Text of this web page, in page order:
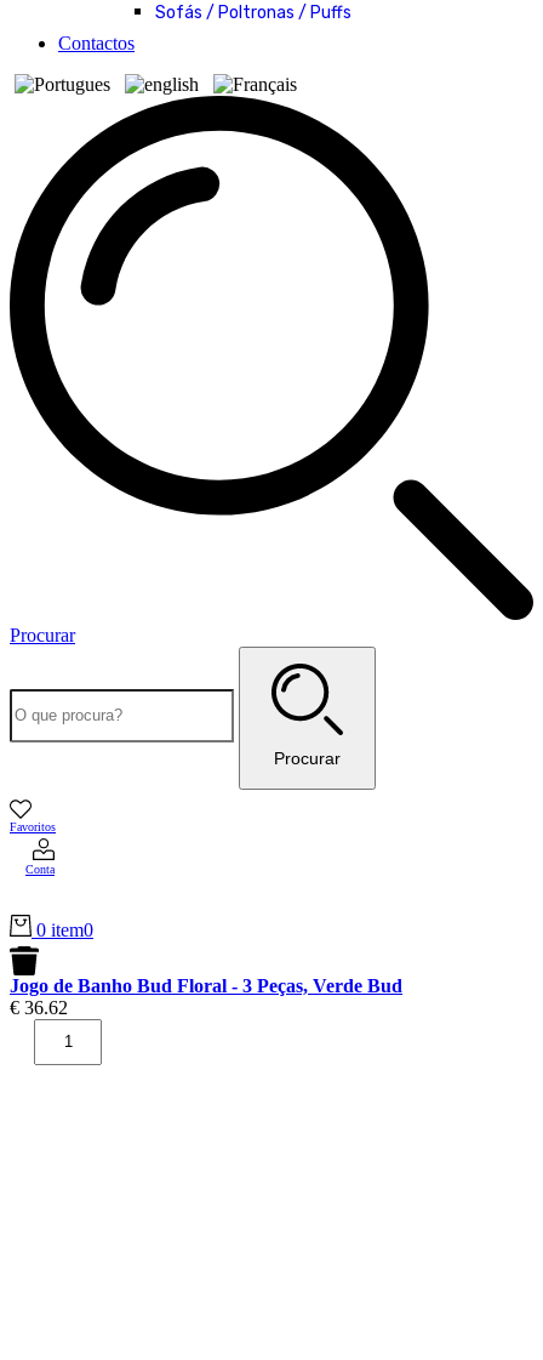
Sofás / Poltronas / Puffs
Contactos
Procurar
Procurar
Favoritos
Conta
0 item0
Jogo de Banho Bud Floral - 3 Peças, Verde Bud
€ 36.62